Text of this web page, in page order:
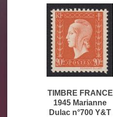
TIMBRE FRANCE
1945 Marianne
Dulac n°700 Y&T